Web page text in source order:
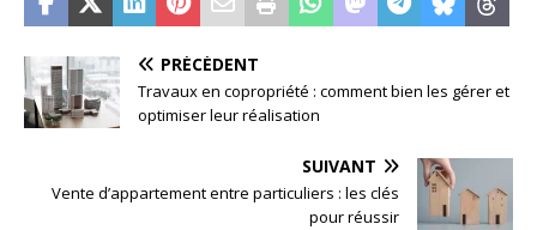
PRÉCÉDENT
Travaux en copropriété : comment bien les gérer et
optimiser leur réalisation
SUIVANT
Vente d’appartement entre particuliers : les clés
pour réussir